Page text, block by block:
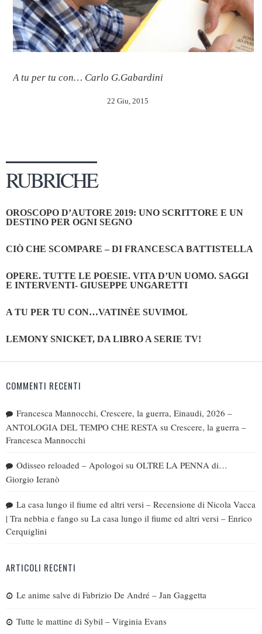
A tu per tu con… Carlo G.Gabardini
22 Giu, 2015
RUBRICHE
OROSCOPO D’AUTORE 2019: UNO SCRITTORE E UN
DESTINO PER OGNI SEGNO
CIÒ CHE SCOMPARE – DI FRANCESCA BATTISTELLA
OPERE. TUTTE LE POESIE. VITA D’UN UOMO. SAGGI
E INTERVENTI- GIUSEPPE UNGARETTI
A TU PER TU CON…VATINÈE SUVIMOL
LEMONY SNICKET, DA LIBRO A SERIE TV!
COMMENTI RECENTI
Francesca Mannocchi, Crescere, la guerra, Einaudi, 2026 –
ANTOLOGIA DEL TEMPO CHE RESTA su Crescere, la guerra –
Francesca Mannocchi
Odisseo reloaded – Apologoi su OLTRE LA PENNA di…
Giorgio Ieranò
La casa lungo il fiume ed altri versi – Recensione di Nicola Vacca
| Tra nebbia e fango su La casa lungo il fiume ed altri versi – Enrico
Cerquiglini
ARTICOLI RECENTI
Le anime salve di Fabrizio De André – Jan Gaggetta
Tutte le mattine di Sybil – Virginia Evans